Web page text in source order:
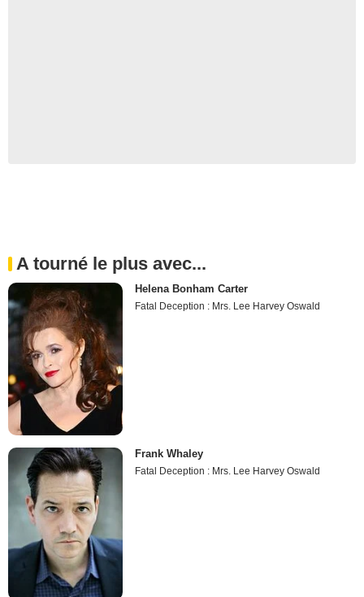
A tourné le plus avec...
Helena Bonham Carter
Fatal Deception : Mrs. Lee Harvey Oswald
Frank Whaley
Fatal Deception : Mrs. Lee Harvey Oswald